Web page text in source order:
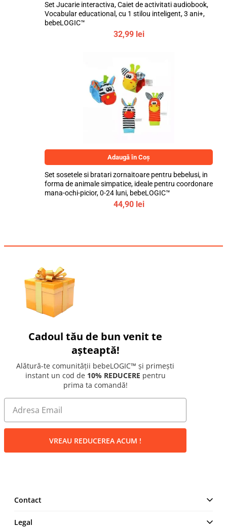
Set Jucarie interactiva, Caiet de activitati audiobook,
Vocabular educational, cu 1 stilou inteligent, 3 ani+,
bebeLOGIC™
32,99 lei
Adaugă în Coș
Set sosetele si bratari zornaitoare pentru bebelusi, in
forma de animale simpatice, ideale pentru coordonare
mana-ochi-picior, 0-24 luni, bebeLOGIC™
44,90 lei
Cadoul tău de bun venit te
așteaptă!
Alătură-te comunității bebeLOGIC™ și primești
instant un cod de 10% REDUCERE pentru
prima ta comandă!
VREAU REDUCEREA ACUM !
Contact
MAKE IT LOGIC SRL
Legal